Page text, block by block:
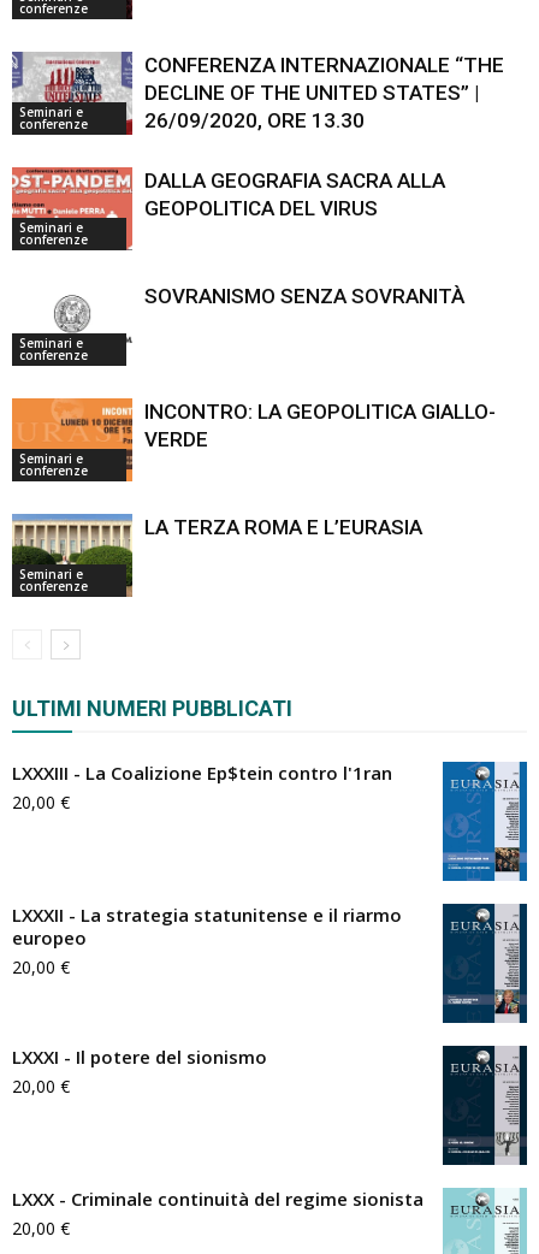
conferenze
Seminari e
conferenze
CONFERENZA INTERNAZIONALE “THE
DECLINE OF THE UNITED STATES” |
26/09/2020, ORE 13.30
Seminari e
conferenze
DALLA GEOGRAFIA SACRA ALLA
GEOPOLITICA DEL VIRUS
Seminari e
conferenze
SOVRANISMO SENZA SOVRANITÀ
Seminari e
conferenze
INCONTRO: LA GEOPOLITICA GIALLO-
VERDE
Seminari e
conferenze
LA TERZA ROMA E L’EURASIA
ULTIMI NUMERI PUBBLICATI
LXXXIII - La Coalizione Ep$tein contro l'1ran
20,00 €
LXXXII - La strategia statunitense e il riarmo
europeo
20,00 €
LXXXI - Il potere del sionismo
20,00 €
LXXX - Criminale continuità del regime sionista
20,00 €